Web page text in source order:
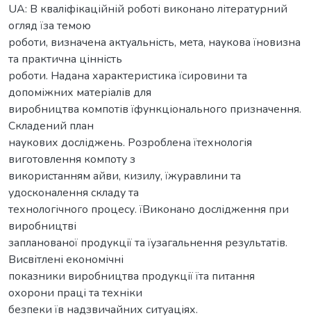
UA: В кваліфікаційній роботі виконано літературний
огляд їза темою
роботи, визначена актуальність, мета, наукова їновизна
та практична цінність
роботи. Надана характеристика їсировини та
допоміжних матеріалів для
виробництва компотів їфункціонального призначення.
Складений план
наукових досліджень. Розроблена їтехнологія
виготовлення компоту з
використанням айви, кизилу, їжуравлини та
удосконалення складу та
технологічного процесу. їВиконано дослідження при
виробництві
запланованої продукції та їузагальнення результатів.
Висвітлені економічні
показники виробництва продукції їта питання
охорони праці та техніки
безпеки їв надзвичайних ситуаціях.